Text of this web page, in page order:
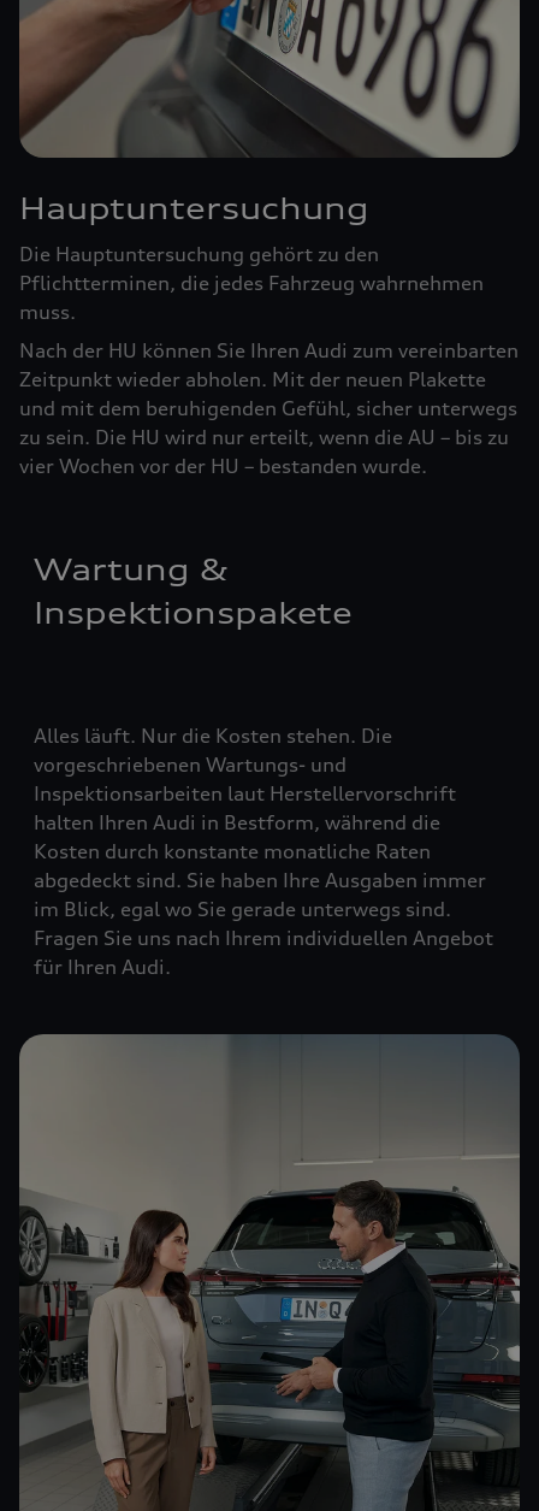
Hauptuntersuchung
Die Hauptuntersuchung gehört zu den
Pflichtterminen, die jedes Fahrzeug wahrnehmen
muss.
Nach der HU können Sie Ihren Audi zum vereinbarten
Zeitpunkt wieder abholen. Mit der neuen Plakette
und mit dem beruhigenden Gefühl, sicher unterwegs
zu sein. Die HU wird nur erteilt, wenn die AU – bis zu
vier ­Woch­en vor der HU – bestanden wurde.
Wartung &
Inspektionspakete
Alles läuft. Nur die Kosten stehen. Die
vorgeschriebenen Wartungs- und
Inspektionsarbeiten laut Herstellervorschrift
halten Ihren Audi in Bestform, während die
Kosten durch konstante monatliche Raten
abgedeckt sind. Sie haben Ihre Ausgaben immer
im Blick, egal wo Sie gerade unterwegs sind.
Fragen Sie uns nach Ihrem individuellen Angebot
für Ihren Audi.